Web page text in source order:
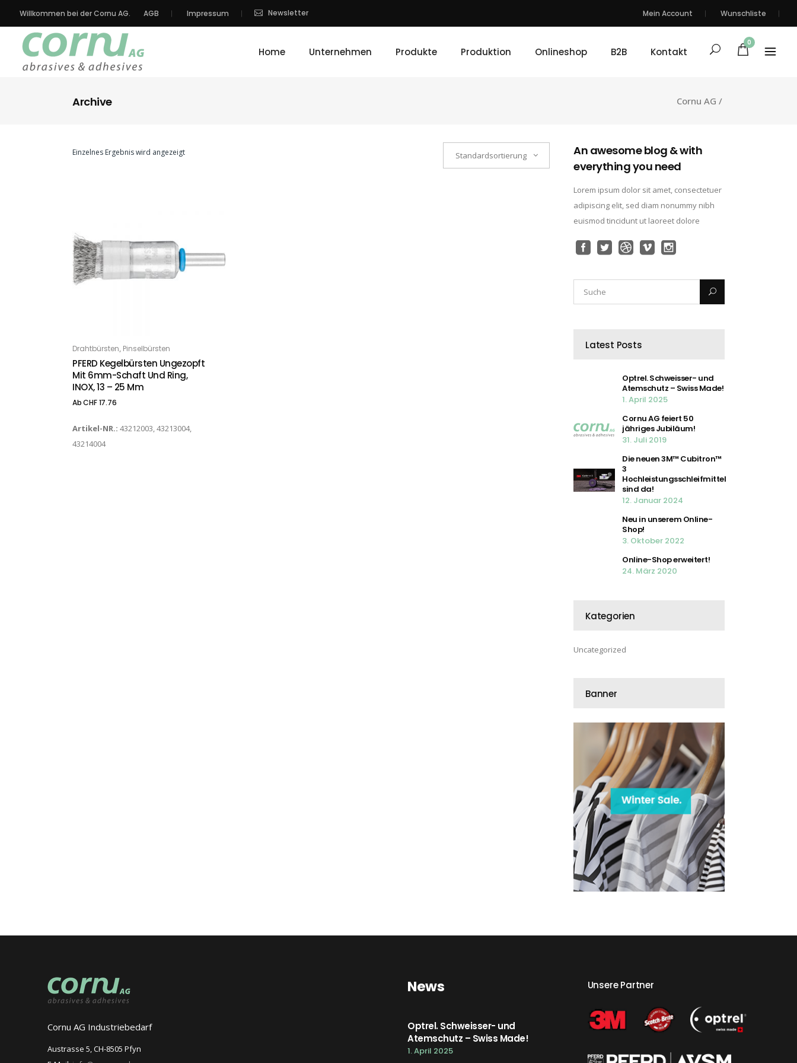
Willkommen bei der Cornu AG. AGB Impressum Newsletter Mein Account Wunschliste
Home Unternehmen Produkte Produktion Onlineshop B2B Kontakt
0
Archive Cornu AG /
Einzelnes Ergebnis wird angezeigt Standardsortierung
OPTIONS
Drahtbürsten Pinselbürsten
PFERD Kegelbürsten Ungezopft
Mit 6mm-Schaft Und Ring,
INOX, 13 – 25 Mm
AbCHF17.76
Artikel-NR.: 43212003, 43213004,
43214004
An awesome blog & with
everything you need
Lorem ipsum dolor sit amet, consectetuer
adipiscing elit, sed diam nonummy nibh
euismod tincidunt ut laoreet dolore
Latest Posts
Optrel. Schweisser- und
Atemschutz – Swiss Made!
1. April 2025
Cornu AG feiert 50
jähriges Jubiläum!
31. Juli 2019
Die neuen 3M™ Cubitron™
3
Hochleistungsschleifmittel
sind da!
12. Januar 2024
Neu in unserem Online-
Shop!
3. Oktober 2022
Online-Shop erweitert!
24. März 2020
Kategorien
Uncategorized
Banner
Cornu AG Industriebedarf
Austrasse 5, CH-8505 Pfyn
News
Optrel. Schweisser- und
Atemschutz – Swiss Made!
1. April 2025
Unsere Partner